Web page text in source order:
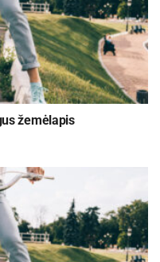
žemėlapis